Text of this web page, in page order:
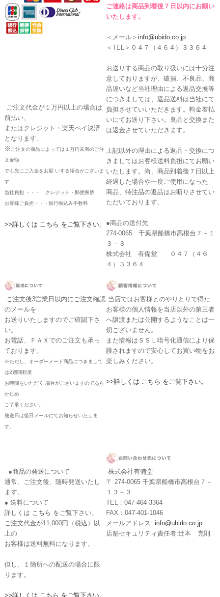
ご連絡は商品到着後７日以内にお願い
いたします。
＜メール＞ info@ubido.co.jp
＜TEL＞０４７（４６４）３３６４
ご注文代金が１万円以上の場合は
前払い、
またはクレジット・楽天ペイ決済
となります。
※ ご注文の商品によっては１万円未満のご注
文金額
でも先にご入金をお願 いする場合がございま
す
当社負担 ・・・ クレジット・郵便振替
お客様ご負担・・・銀行振込み手数料
>>詳しくは こちら をご覧下さい。
お送りする商品の取り扱いには十分注
意しておりますが、破損、不良品、商
品違いなど当社理由による返品交換等
につきましては、返品送料は当社にて
負担させていいただきます。料金着払
いにてお送り下さい。良品と交換また
は返金させていただきます。
上記以外の理由による返品・交換につ
きましてはお客様送料負担にてお願い
いたします。尚、商品到着後７日以上
経過した場合や一度ご使用になった
商品、特注品の返品はお断りさせてい
ただいております。
●商品の送付先
274-0065 千葉県船橋市高根台７－１
３－３
株式会社 有備堂 ０４７（４６
４）３３６４
ご注文後3営業日以内にご注文確認
のメールを
お送りいたしますのでご確認下さ
い。
お電話、ＦＡＸでのご注文も承っ
ております。
※ただし、オーダーメード商品につきまして
は2週間程度
お時間をいただく 場合がございますのであら
かじめ
ご了承ください。
発送日は後日メールにてお知らせいたしま
す。
当店ではお客様とのやりとりで得た
お客様の個人情報を当店以外の第三者
へ譲渡または公開するようなことは一
切ございません。
また情報はＳＳＬ暗号化通信により保
護されますので安心してお買い物をお
楽しみください。
>>詳しくは こちら をご覧下さい。
●商品の発送について
通常、ご注文後、随時発送いたし
ます。
● 送料について
詳しくは こちら をご覧下さい。
ご注文代金が11,000円（税込）以
上の
お客様は送料無料になります。
但し、１箇所への配送の場合に限
ります。
>>詳しくは こちら をご覧下さい。
株式会社有備堂
〒 274-0065 千葉県船橋市高根台７－
１３－３
TEL：047-464-3364
FAX：047-401-1046
メールアドレス: info@ubido.co.jp
店舗セキュリティ責任者:辻本 克則